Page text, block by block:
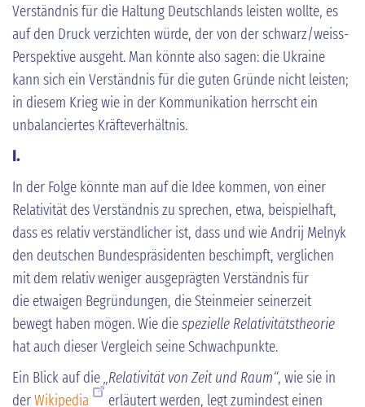
Verständnis für die Haltung Deutschlands leisten wollte, es
auf den Druck verzichten würde, der von der schwarz/weiss-
Perspektive ausgeht. Man könnte also sagen: die Ukraine
kann sich ein Verständnis für die guten Gründe nicht leisten;
in diesem Krieg wie in der Kommunikation herrscht ein
unbalanciertes Kräfteverhältnis.
I.
In der Folge könnte man auf die Idee kommen, von einer
Relativität des Verständnis zu sprechen, etwa, beispielhaft,
dass es relativ verständlicher ist, dass und wie Andrij Melnyk
den deutschen Bundespräsidenten beschimpft, verglichen
mit dem relativ weniger ausgeprägten Verständnis für
die etwaigen Begründungen, die Steinmeier seinerzeit
bewegt haben mögen. Wie diespezielle Relativitätstheorie
hat auch dieser Vergleich seine Schwachpunkte.
Ein Blick auf die„Relativität von Zeit und Raum“, wie sie in
derWikipedia
erläutert werden, legt zumindest einen